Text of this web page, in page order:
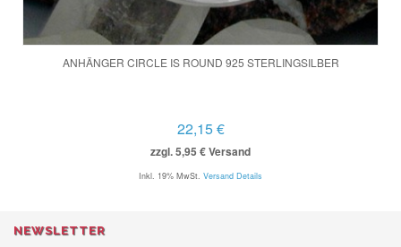
ANHÄNGER CIRCLE IS ROUND 925 STERLINGSILBER
22,15 €
zzgl. 5,95 € Versand
Inkl. 19% MwSt. Versand Details
NEWSLETTER